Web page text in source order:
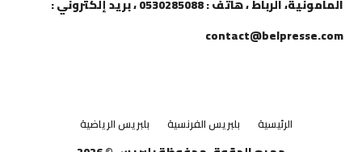
المامونية، الرباط ، هاتف : 0530285088 ، بريد إلكتروني :
contact@belpresse.com
الرئيسية بلبريس الفرنسية بلبريس الرياضية